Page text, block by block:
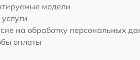
модели
на обработку персональных
оплаты